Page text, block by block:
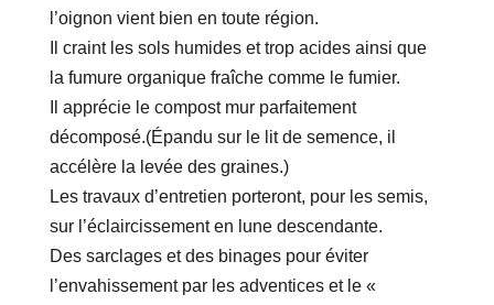
l’oignon vient bien en toute région.
Il craint les sols humides et trop acides ainsi que
la fumure organique fraîche comme le fumier.
Il apprécie le compost mur parfaitement
décomposé.(Épandu sur le lit de semence, il
accélère la levée des graines.)
Les travaux d’entretien porteront, pour les semis,
sur l’éclaircissement en lune descendante.
Des sarclages et des binages pour éviter
l’envahissement par les adventices et le «